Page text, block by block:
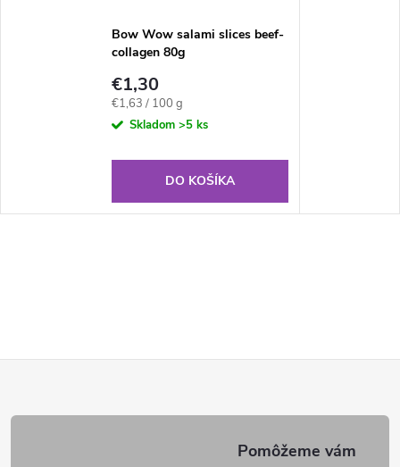
Bow Wow salami slices beef-
collagen 80g
€1,30
Jednotková
cena:
€1,63 / 100 g
Skladom >5 ks
DO KOŠÍKA
á